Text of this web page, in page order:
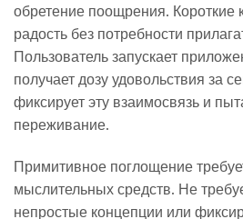
обретение поощрения.
радость без потребности
Пользователь запускает
получает дозу удовольствия за
фиксирует эту взаимосвязь и
переживание.
Примитивное поглощение
мыслительных средств. Не
непростые концепции или